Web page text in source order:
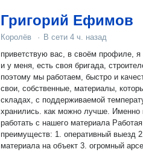
Григорий Ефимов
Королёв · В сети 4 ч. назад
приветствую вас, в своём профиле,
и у меня, есть своя бригада,
поэтому мы работаем, быстро и
свои, собственные, материалы,
складах, с поддерживаемой
хранились. как можно лучше.
работать с нашего материала Работая с нами, вы получаете ряд
преимуществ: 1. оперативный выезд
материала на объект 3. огромный